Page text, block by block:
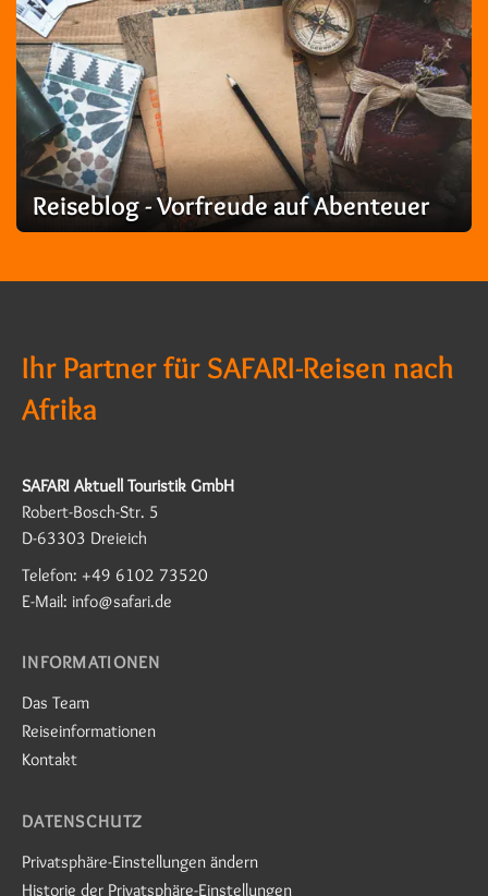
Reiseblog - Vorfreude auf Abenteuer
Ihr Partner für SAFARI-Reisen nach
Afrika
SAFARI Aktuell Touristik GmbH
Robert-Bosch-Str. 5
D-63303 Dreieich
Telefon: +49 6102 73520
E-Mail: info@safari.de
INFORMATIONEN
Das Team
Reiseinformationen
Kontakt
DATENSCHUTZ
Privatsphäre-Einstellungen ändern
Historie der Privatsphäre-Einstellungen